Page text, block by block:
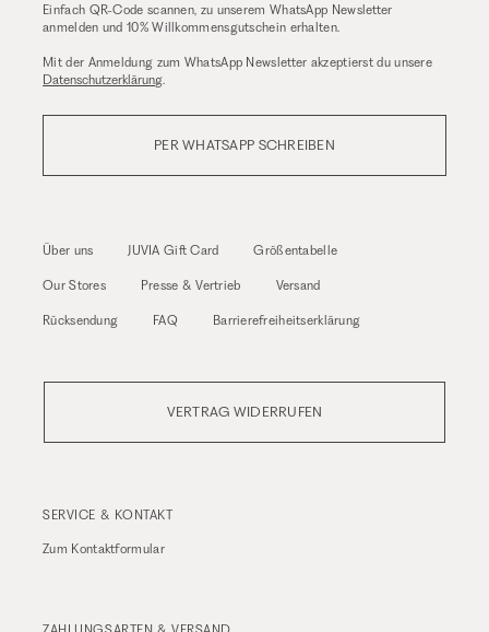
Einfach QR-Code scannen, zu unserem WhatsApp Newsletter
anmelden und 10% Willkommensgutschein erhalten.
Mit der Anmeldung zum WhatsApp Newsletter akzeptierst du unsere
Datenschutzerklärung
PER WHATSAPP SCHREIBEN
Über uns JUVIA Gift Card Größentabelle
Our Stores Presse & Vertrieb Versand
Rücksendung FAQ Barrierefreiheitserklärung
VERTRAG WIDERRUFEN
SERVICE & KONTAKT
Zum Kontaktformular